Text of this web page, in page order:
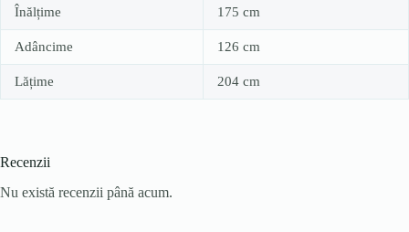
Înălțime 175 cm
Adâncime 126 cm
Lățime 204 cm
Recenzii
Nu există recenzii până acum.